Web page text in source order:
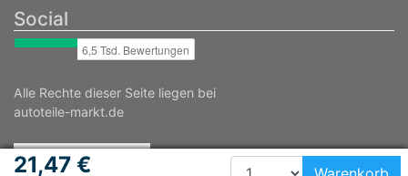
21,47 €
Social
Alle Rechte dieser Seite liegen bei
autoteile-markt.de